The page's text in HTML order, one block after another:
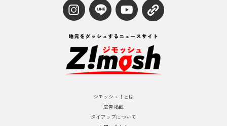
ジモッシュ！とは
広告掲載
タイアップについて